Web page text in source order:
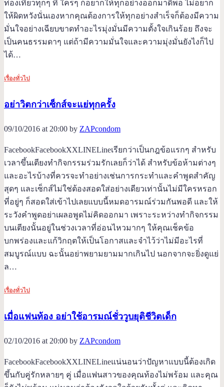
ท่องเที่ยวทุกๆ ที่ ใครๆ ก็อยากให้ทุกอย่างออกมาดีพอ ไม่อยาก
ให้ผิดหวังนั่นเองหากคุณต้องการให้ทุกอย่างสำเร็จก็ต้องมีความ
มั่นใจอย่างเฉียบขาดทำอะไรมุ่งมั่นมีความตั้งใจเกินร้อย ถึงจะ
เป็นคนธรรมดาๆ แต่ถ้ามีความมั่นใจและความมุ่งมั่นยังไงก็ไป
ได้…
เรื่องทั่วไป
อย่าวิตกว่าเซ็กส์จะแย่ทุกครั้ง
09/10/2016 at 20:00 by ZAPcondom
FacebookFacebookXXLINELineเรียกว่าเป็นกฎข้อแรกๆ สำหรับ
เวลาขึ้นเตียงทำกิจกรรมร่วมรักเลยก็ว่าได้ สำหรับข้อห้ามต่างๆ
และอะไรบ้างที่ควรจะทำอย่างเช่นการกระทำและคำพูดสำคัญ
สุดๆ และเซ็กส์ไม่ใช่ต้องสอดใส่อย่างเดียวเท่านั้นไม่มีใครหรอก
ที่อยู่ๆ ก็สอดใส่เข้าไปเลยแบบนี้หมดอารมณ์ร่วมกันพอดี และให้
ระวังคำพูดอย่าเผลอพูดไม่คิดออกมา เพราะระหว่างทำกิจกรรม
บนเตียงนั้นอยู่ในช่วงเวลาที่อ่อนไหวมากๆ ให้คุณเช็คข้อ
บกพร่องและแก้วิกฤตให้เป็นโอกาสและจำไว้ว่าไม่มีอะไรที่
สมบูรณ์แบบ ฉะนั้นอย่าพยามยามมากเกินไป นอกจากจะยิ่งดูแย่
ล…
เรื่องทั่วไป
เมื่อแฟนท้อง อย่าใช้อารมณ์ชั่ววูบยุติชีวิตเด็ก
02/10/2016 at 20:00 by ZAPcondom
FacebookFacebookXXLINELineแน่นอนว่าปัญหาแบบนี้ต้องเกิด
ขึ้นกับคู่รักหลายๆ คู่ เมื่อแฟนสาวของคุณท้องไม่พร้อม และคุณ